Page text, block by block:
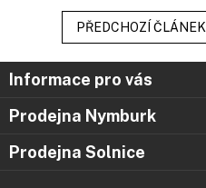
PŘEDCHOZÍ ČLÁNEK
ZInformace pro vás
Prodejna Nymburk
Prodejna Solnice